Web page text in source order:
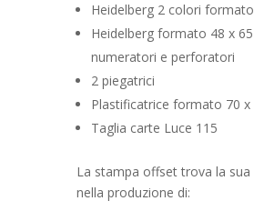
Heidelberg 2 colori
Heidelberg formato 48 x
numeratori e perforatori
2 piegatrici
Plastificatrice formato 70 x
Taglia carte Luce 115
La stampa offset trova la sua
nella produzione di: